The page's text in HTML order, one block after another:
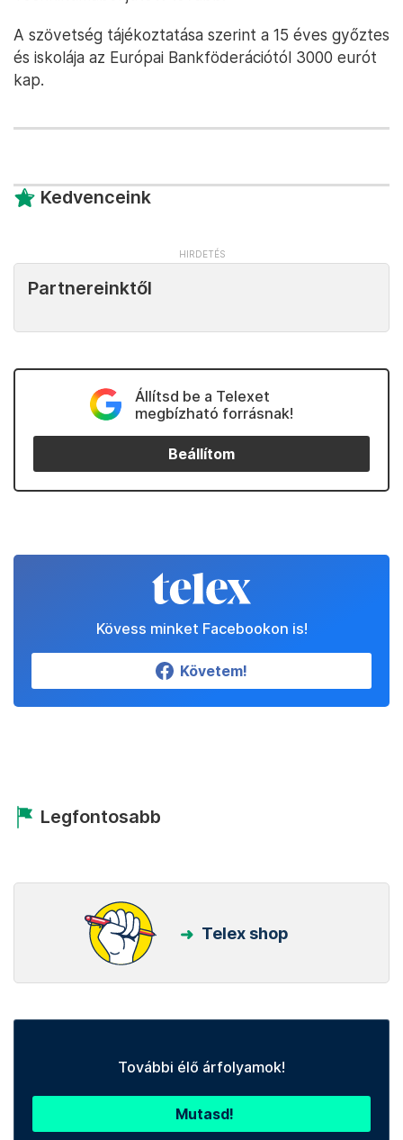
A szövetség tájékoztatása szerint a 15 éves győztes
és iskolája az Európai Bankföderációtól 3000 eurót
kap.
Kedvenceink
Partnereinktől
Állítsd be a Telexet
megbízható forrásnak!
Beállítom
Kövess minket Facebookon is!
Követem!
Legfontosabb
Telex shop
További élő árfolyamok!
Mutasd!